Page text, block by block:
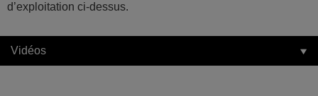
d’exploitation ci-dessus.
Vidéos